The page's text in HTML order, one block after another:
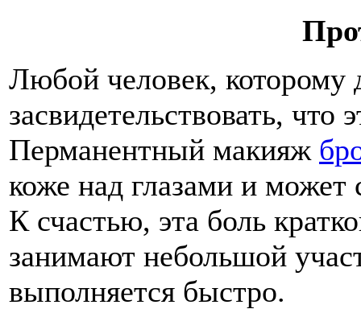
Любой человек, которому
засвидетельствовать, что
Перманентный макияж
коже над глазами и может
К счастью, эта боль
занимают небольшой
выполняется быстро.